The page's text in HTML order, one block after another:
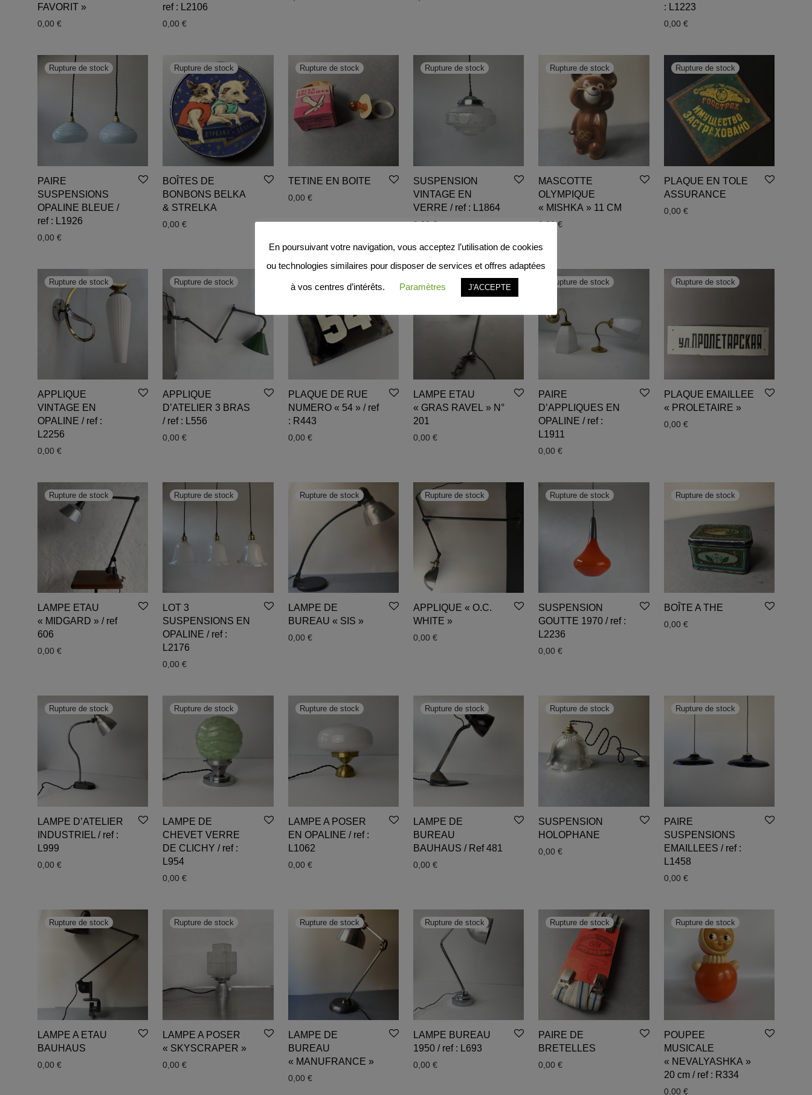
FAVORIT »
0,00 €
ref : L2106
0,00€
: L1223
0,00 €
PAIRE
SUSPENSIONS
OPALINE BLEUE /
ref : L1926
0,00 €
BOÎTES DE
BONBONS BELKA
& STRELKA
0,00€
TETINE EN BOITE
0,00 €
SUSPENSION
VINTAGE EN
VERRE / ref : L1864
0,00€
MASCOTTE
OLYMPIQUE
« MISHKA » 11 CM
0,00€
PLAQUE EN TOLE
ASSURANCE
0,00 €
APPLIQUE
VINTAGE EN
OPALINE / ref :
L2256
0,00 €
APPLIQUE
D’ATELIER 3 BRAS
/ ref : L556
0,00€
PLAQUE DE RUE
NUMERO « 54 » / ref
: R443
0,00 €
LAMPE ETAU
« GRAS RAVEL » N°
201
0,00 €
PAIRE
D’APPLIQUES EN
OPALINE / ref :
L1911
0,00€
PLAQUE EMAILLEE
« PROLETAIRE »
0,00 €
LAMPE ETAU
« MIDGARD » / ref
606
0,00 €
LOT 3
SUSPENSIONS EN
OPALINE / ref :
L2176
0,00€
LAMPE DE
BUREAU « SIS »
0,00 €
APPLIQUE « O.C.
WHITE »
0,00 €
SUSPENSION
GOUTTE 1970 / ref :
L2236
0,00€
BOÎTE A THE
0,00 €
LAMPE D’ATELIER
INDUSTRIEL / ref :
L999
0,00 €
LAMPE DE
CHEVET VERRE
DE CLICHY / ref :
L954
0,00€
LAMPE A POSER
EN OPALINE / ref :
L1062
0,00 €
LAMPE DE
BUREAU
BAUHAUS / Ref 481
0,00 €
SUSPENSION
HOLOPHANE
0,00€
PAIRE
SUSPENSIONS
EMAILLEES / ref :
L1458
0,00 €
LAMPE A ETAU
BAUHAUS
0,00 €
LAMPE A POSER
« SKYSCRAPER »
0,00€
LAMPE DE
BUREAU
« MANUFRANCE »
0,00 €
LAMPE BUREAU
1950 / ref : L693
0,00 €
PAIRE DE
BRETELLES
0,00€
POUPEE
MUSICALE
« NEVALYASHKA »
20 cm / ref : R334
0,00 €
En poursuivant votre navigation, vous acceptez l’utilisation de cookies
ou technologies similaires pour disposer de services et offres adaptées
à vos centres d’intérêts. Paramètres J'ACCEPTE